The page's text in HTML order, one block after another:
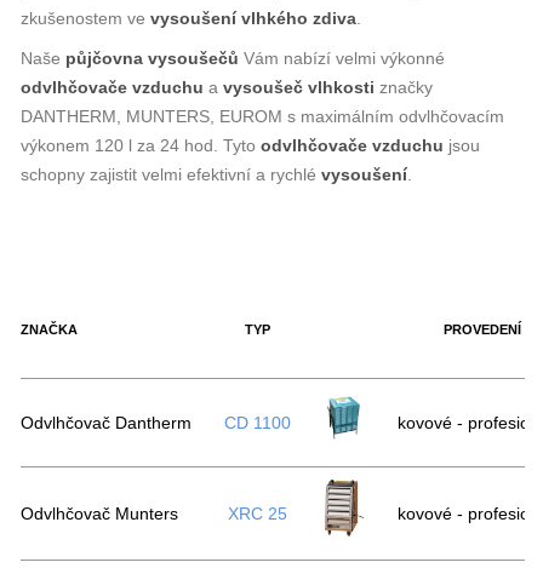
zkušenostem ve vysoušení vlhkého zdiva
Naše půjčovna vysoušečů Vám nabízí velmi výkonné
odvlhčovače vzduchu a vysoušeč vlhkosti značky
DANTHERM, MUNTERS, EUROM s maximálním odvlhčovacím
výkonem 120 l za 24 hod. Tyto odvlhčovače vzduchu jsou
schopny zajistit velmi efektivní a rychlé vysoušení.
ZNAČKA TYP PROVEDENÍ
Odvlhčovač Dantherm CD 1100 kovové -
Odvlhčovač Munters XRC 25 kovové -